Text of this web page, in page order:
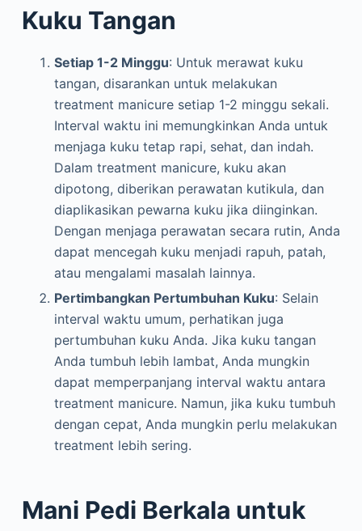
Kuku Tangan
Setiap 1-2 Minggu: Untuk merawat kuku
tangan, disarankan untuk melakukan
treatment manicure setiap 1-2 minggu sekali.
Interval waktu ini memungkinkan Anda untuk
menjaga kuku tetap rapi, sehat, dan indah.
Dalam treatment manicure, kuku akan
dipotong, diberikan perawatan kutikula, dan
diaplikasikan pewarna kuku jika diinginkan.
Dengan menjaga perawatan secara rutin, Anda
dapat mencegah kuku menjadi rapuh, patah,
atau mengalami masalah lainnya.
Pertimbangkan Pertumbuhan Kuku: Selain
interval waktu umum, perhatikan juga
pertumbuhan kuku Anda. Jika kuku tangan
Anda tumbuh lebih lambat, Anda mungkin
dapat memperpanjang interval waktu antara
treatment manicure. Namun, jika kuku tumbuh
dengan cepat, Anda mungkin perlu melakukan
treatment lebih sering.
Mani Pedi Berkala untuk